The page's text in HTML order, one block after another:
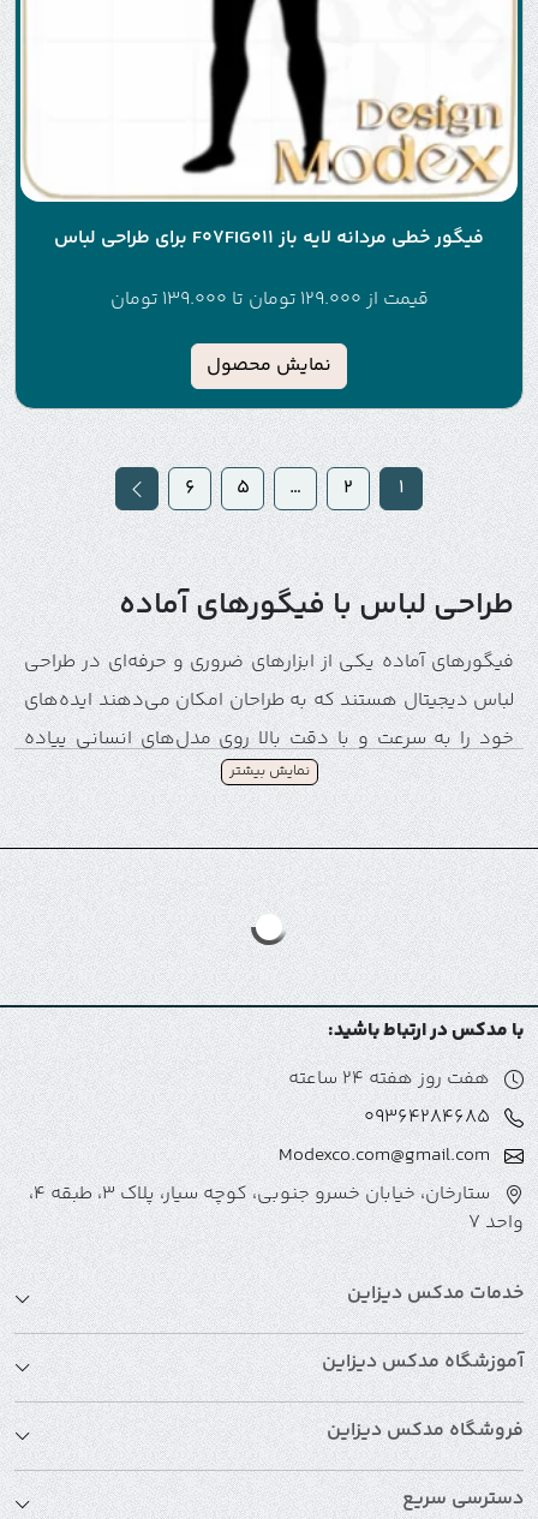
فیگور خطی مردانه لایه باز F07FIG011 برای طراحی لباس
قیمت از129.000 تومان تا 139.000 تومان
نمایش محصول
1
2
…
5
6
طراحی لباس با فیگورهای آماده
فیگورهای آماده یکی از ابزارهای ضروری و حرفه‌ای در طراحی
لباس دیجیتال هستند که به طراحان امکان می‌دهند ایده‌های
خود را به سرعت و با دقت بالا روی مدل‌های انسانی پیاده
کنند. این ابزارها به ویژه در طراحی فلت و سه‌بعدی اهمیت
بالایی دارند، زیرا طراح می‌تواند لباس‌ها را روی بدن شبیه‌سازی
کند و جزئیات را قبل از دوخت بررسی نماید.
فیگورهای آماده با فراهم آوردن قالب‌های دقیق انسانی،
طراح را قادر می‌سازند که بدون نیاز به مدل واقعی، فرم،
تناسب و استایل لباس را مشاهده کنند. این ابزارها باعث
کاهش زمان طراحی، صرفه‌جویی در منابع و افزایش دقت در
پروژه‌های دیجیتال می‌شوند.
یکی از مهم‌ترین ویژگی‌های فیگورهای آماده، امکان استفاده
ازاندام‌های مختلفاست. این ابزارها به دو دسته اصلی
تقسیم می‌شوند:
اندام ایده‌آل
این فیگورها برای نمایش لباس‌ها روی شکل
استاندارد بدن طراحی شده‌اند و معمولاً برای
استایل‌های مدرن، فشن‌شوها و طراحی لباس‌های
رسمی کاربرد دارند.
با استفاده از فیگورهای اندام ایده‌آل، طراح می‌تواند
نمایش بیشتر
با مدکس در ارتباط باشید:
هفت روز هفته 24 ساعته
09364284685
Modexco.com@gmail.com
ستارخان، خیابان خسرو جنوبی، کوچه سیار، پلاک 3، طبقه 4،
واحد 7
خدمات مدکس دیزاین
آموزشگاه مدکس دیزاین
فروشگاه مدکس دیزاین
دسترسی سریع